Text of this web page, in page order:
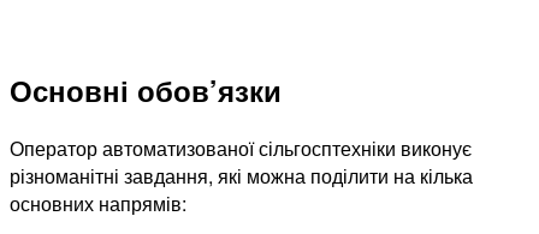
Основні обов’язки
Оператор автоматизованої сільгосптехніки виконує
різноманітні завдання, які можна поділити на кілька
основних напрямів: